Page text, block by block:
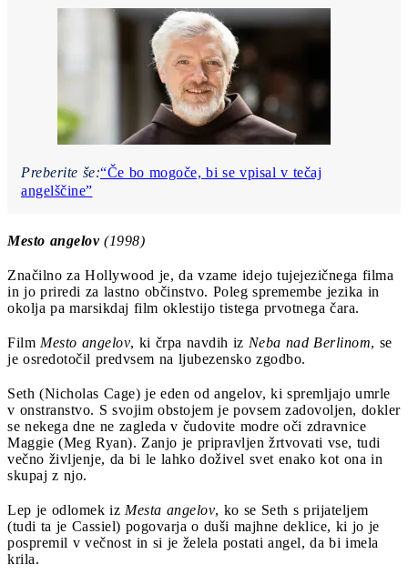
Preberite še:“Če bo mogoče, bi se vpisal v tečaj
angelščine”
Mesto angelov(1998)
Značilno za Hollywood je, da vzame idejo tujejezičnega filma
in jo priredi za lastno občinstvo. Poleg spremembe jezika in
okolja pa marsikdaj film oklestijo tistega prvotnega čara.
Film Mesto angelov, ki črpa navdih iz Neba nad Berlinom, se
je osredotočil predvsem na ljubezensko zgodbo.
Seth (Nicholas Cage) je eden od angelov, ki spremljajo umrle
v onstranstvo. S svojim obstojem je povsem zadovoljen, dokler
se nekega dne ne zagleda v čudovite modre oči zdravnice
Maggie (Meg Ryan). Zanjo je pripravljen žrtvovati vse, tudi
večno življenje, da bi le lahko doživel svet enako kot ona in
skupaj z njo.
Lep je odlomek iz Mesta angelov, ko se Seth s prijateljem
(tudi ta je Cassiel) pogovarja o duši majhne deklice, ki jo je
pospremil v večnost in si je želela postati angel, da bi imela
krila.